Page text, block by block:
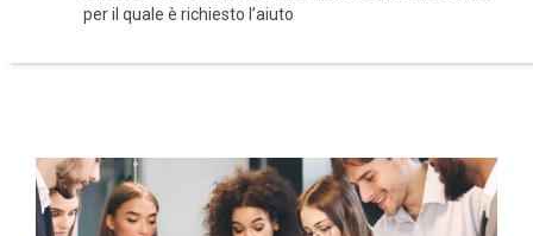
per il quale è richiesto l’aiuto